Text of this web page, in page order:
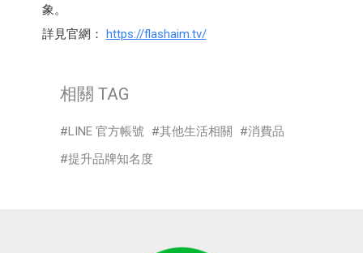
象。
詳見官網： https://flashaim.tv/
相關 TAG
LINE 官方帳號 其他生活相關
消費品
提升品牌知名度